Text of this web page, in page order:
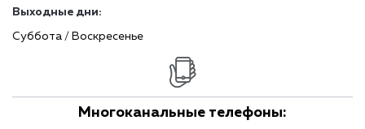
Выходные дни:
Суббота / Воскресенье
Многоканальные телефоны: